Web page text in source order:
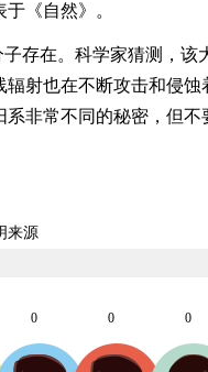
《自然》。
在。科学家猜测，该
射也在不断攻击和侵
非常不同的秘密，但
来源
0 0 0